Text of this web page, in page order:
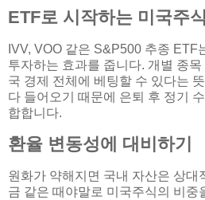
ETF로 시작하는 미국주
IVV, VOO 같은 S&P500 추종 ETF
투자하는 효과를 줍니다. 개별 종목
국 경제 전체에 베팅할 수 있다는
다 들어오기 때문에 은퇴 후 정기
합합니다.
환율 변동성에 대비하기
원화가 약해지면 국내 자산은 상대
금 같은 때야말로 미국주식의 비중